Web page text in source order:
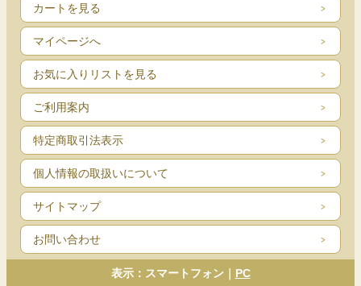
カートを見る
マイページへ
お気に入りリストを見る
ご利用案内
特定商取引法表示
個人情報の取扱いについて
サイトマップ
お問い合わせ
表示：スマートフォン｜ PC